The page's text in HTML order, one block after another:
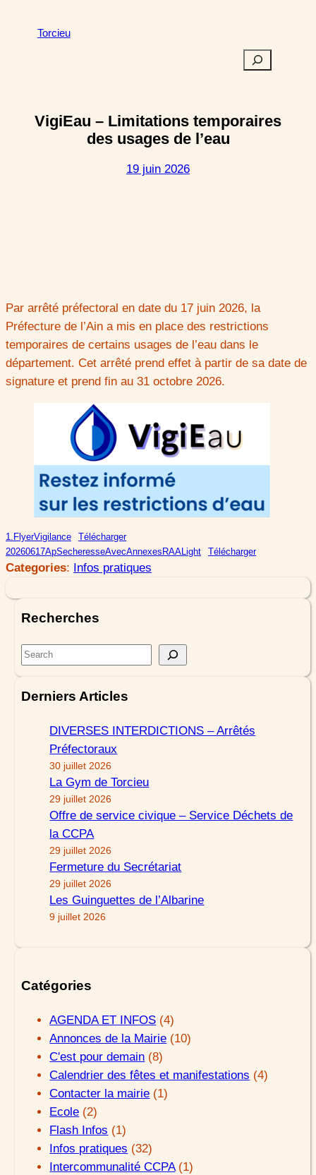
Torcieu
c
VigiEau – Limitations temporaires
des usages de l’eau
19 juin 2026
Par arrêté préfectoral en date du 17 juin 2026, la
Préfecture de l’Ain a mis en place des restrictions
temporaires de certains usages de l’eau dans le
département. Cet arrêté prend effet à partir de sa date de
signature et prend fin au 31 octobre 2026.
1.FlyerVigilance
Télécharger
20260617ApSecheresseAvecAnnexesRAALight
Télécharger
Categories: Infos pratiques
Recherches
S
a
Derniers Articles
DIVERSES INTERDICTIONS – Arrêtés
Préfectoraux
30 juillet 2026
La Gym de Torcieu
29 juillet 2026
Offre de service civique – Service Déchets de
la CCPA
29 juillet 2026
Fermeture du Secrétariat
29 juillet 2026
Les Guinguettes de l’Albarine
9 juillet 2026
Catégories
AGENDA ET INFOS (4)
Annonces de la Mairie (10)
C'est pour demain (8)
Calendrier des fêtes et manifestations (4)
Contacter la mairie (1)
Ecole (2)
Flash Infos (1)
Infos pratiques (32)
Intercommunalité CCPA(1)